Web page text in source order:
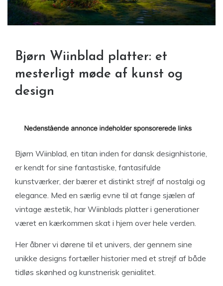
Bjørn Wiinblad platter: et
mesterligt møde af kunst og
design
Bjørn Wiinblad, en titan inden for dansk designhistorie,
er kendt for sine fantastiske, fantasifulde
kunstværker, der bærer et distinkt strejf af nostalgi og
elegance. Med en særlig evne til at fange sjælen af
vintage æstetik, har Wiinblads platter i generationer
været en kærkommen skat i hjem over hele verden.
Her åbner vi dørene til et univers, der gennem sine
unikke designs fortæller historier med et strejf af både
tidløs skønhed og kunstnerisk genialitet.